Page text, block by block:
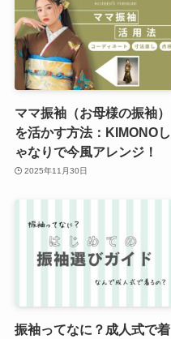
ママ振袖（お母様の振袖）
を活かす方法：KIMONOし
ゃなりで今風アレンジ！
2025年11月30日
振袖ってなに？成人式で着